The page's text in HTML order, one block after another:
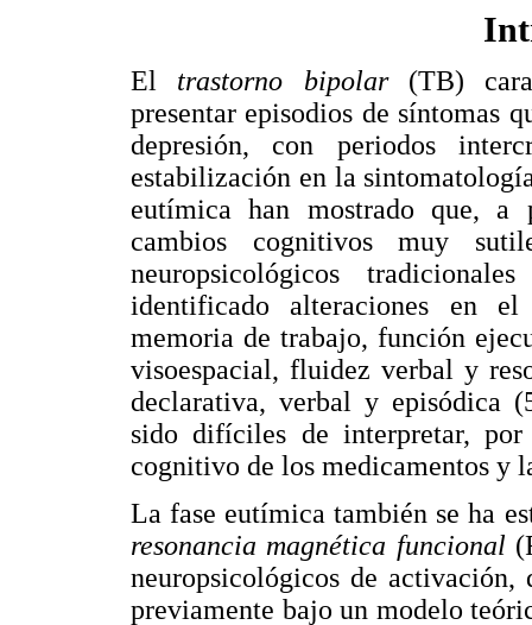
El trastorno bipolar(TB)
presentar episodios de síntomas
depresión, con periodos
estabilización en la
eutímica han mostrado que, a
cambios cognitivos muy
neuropsicológicos
identificado alteraciones en el
memoria de trabajo, función
visoespacial, fluidez verbal y
declarativa, verbal y episódica
sido difíciles de interpretar,
cognitivo de los medicamentos y
La fase eutímica también se ha
resonancia magnética funcional
neuropsicológicos de activación,
previamente bajo un modelo